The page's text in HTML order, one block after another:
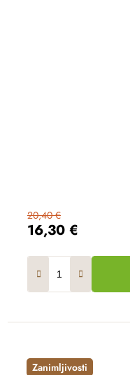
16,30 €
20,40 €
Zanimljivosti